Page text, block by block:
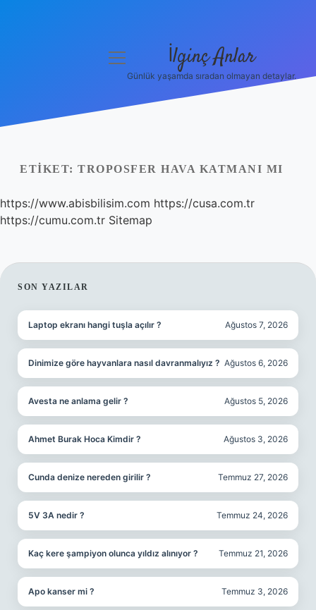
Yasal Uyarı
Hakkımızda
menüyü
İlginç Anlar
Günlük yaşamda sıradan olmayan detaylar.
ETIKET: TROPOSFER HAVA KATMANI MI
https://www.abisbilisim.com https://cusa.com.tr
https://cumu.com.tr Sitemap
SIDEBAR
SON YAZILAR
Laptop ekranı hangi tuşla açılır ? Ağustos 7, 2026
Dinimize göre hayvanlara nasıl davranmalıyız ? Ağustos 6, 2026
Avesta ne anlama gelir ? Ağustos 5, 2026
Ahmet Burak Hoca Kimdir ? Ağustos 3, 2026
Cunda denize nereden girilir ? Temmuz 27, 2026
5V 3A nedir ? Temmuz 24, 2026
Kaç kere şampiyon olunca yıldız alınıyor ? Temmuz 21, 2026
Apo kanser mi ? Temmuz 3, 2026